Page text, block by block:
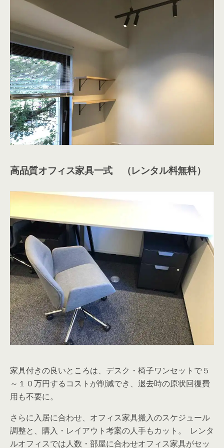
高品質オフィス家具一式 （レンタル料無料）
家具付きの良いところは、デスク・椅子ワンセットで５
～１０万円するコストが削減でき、退去時の原状回復費
用も不要に。
さらに入居に合わせ、オフィス家具搬入のスケジュール
調整と、購入・レイアウト考案の人手もカット。 レンタ
ルオフィスでは人数・部屋に合わせオフィス家具がセッ